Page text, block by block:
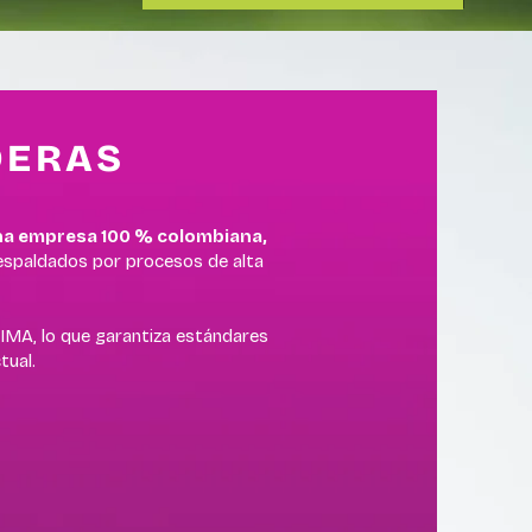
empresa 100 % colombiana,
por procesos de alta
lo que garantiza estándares